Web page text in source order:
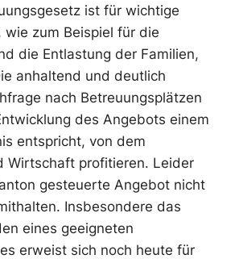
ist für wichtige
wie zum Beispiel für die
die Entlastung der Familien,
anhaltend und deutlich
nach Betreuungsplätzen
des Angebots einem
entspricht, von dem
Wirtschaft profitieren. Leider
gesteuerte Angebot nicht
Insbesondere das
eines geeigneten
erweist sich noch heute für